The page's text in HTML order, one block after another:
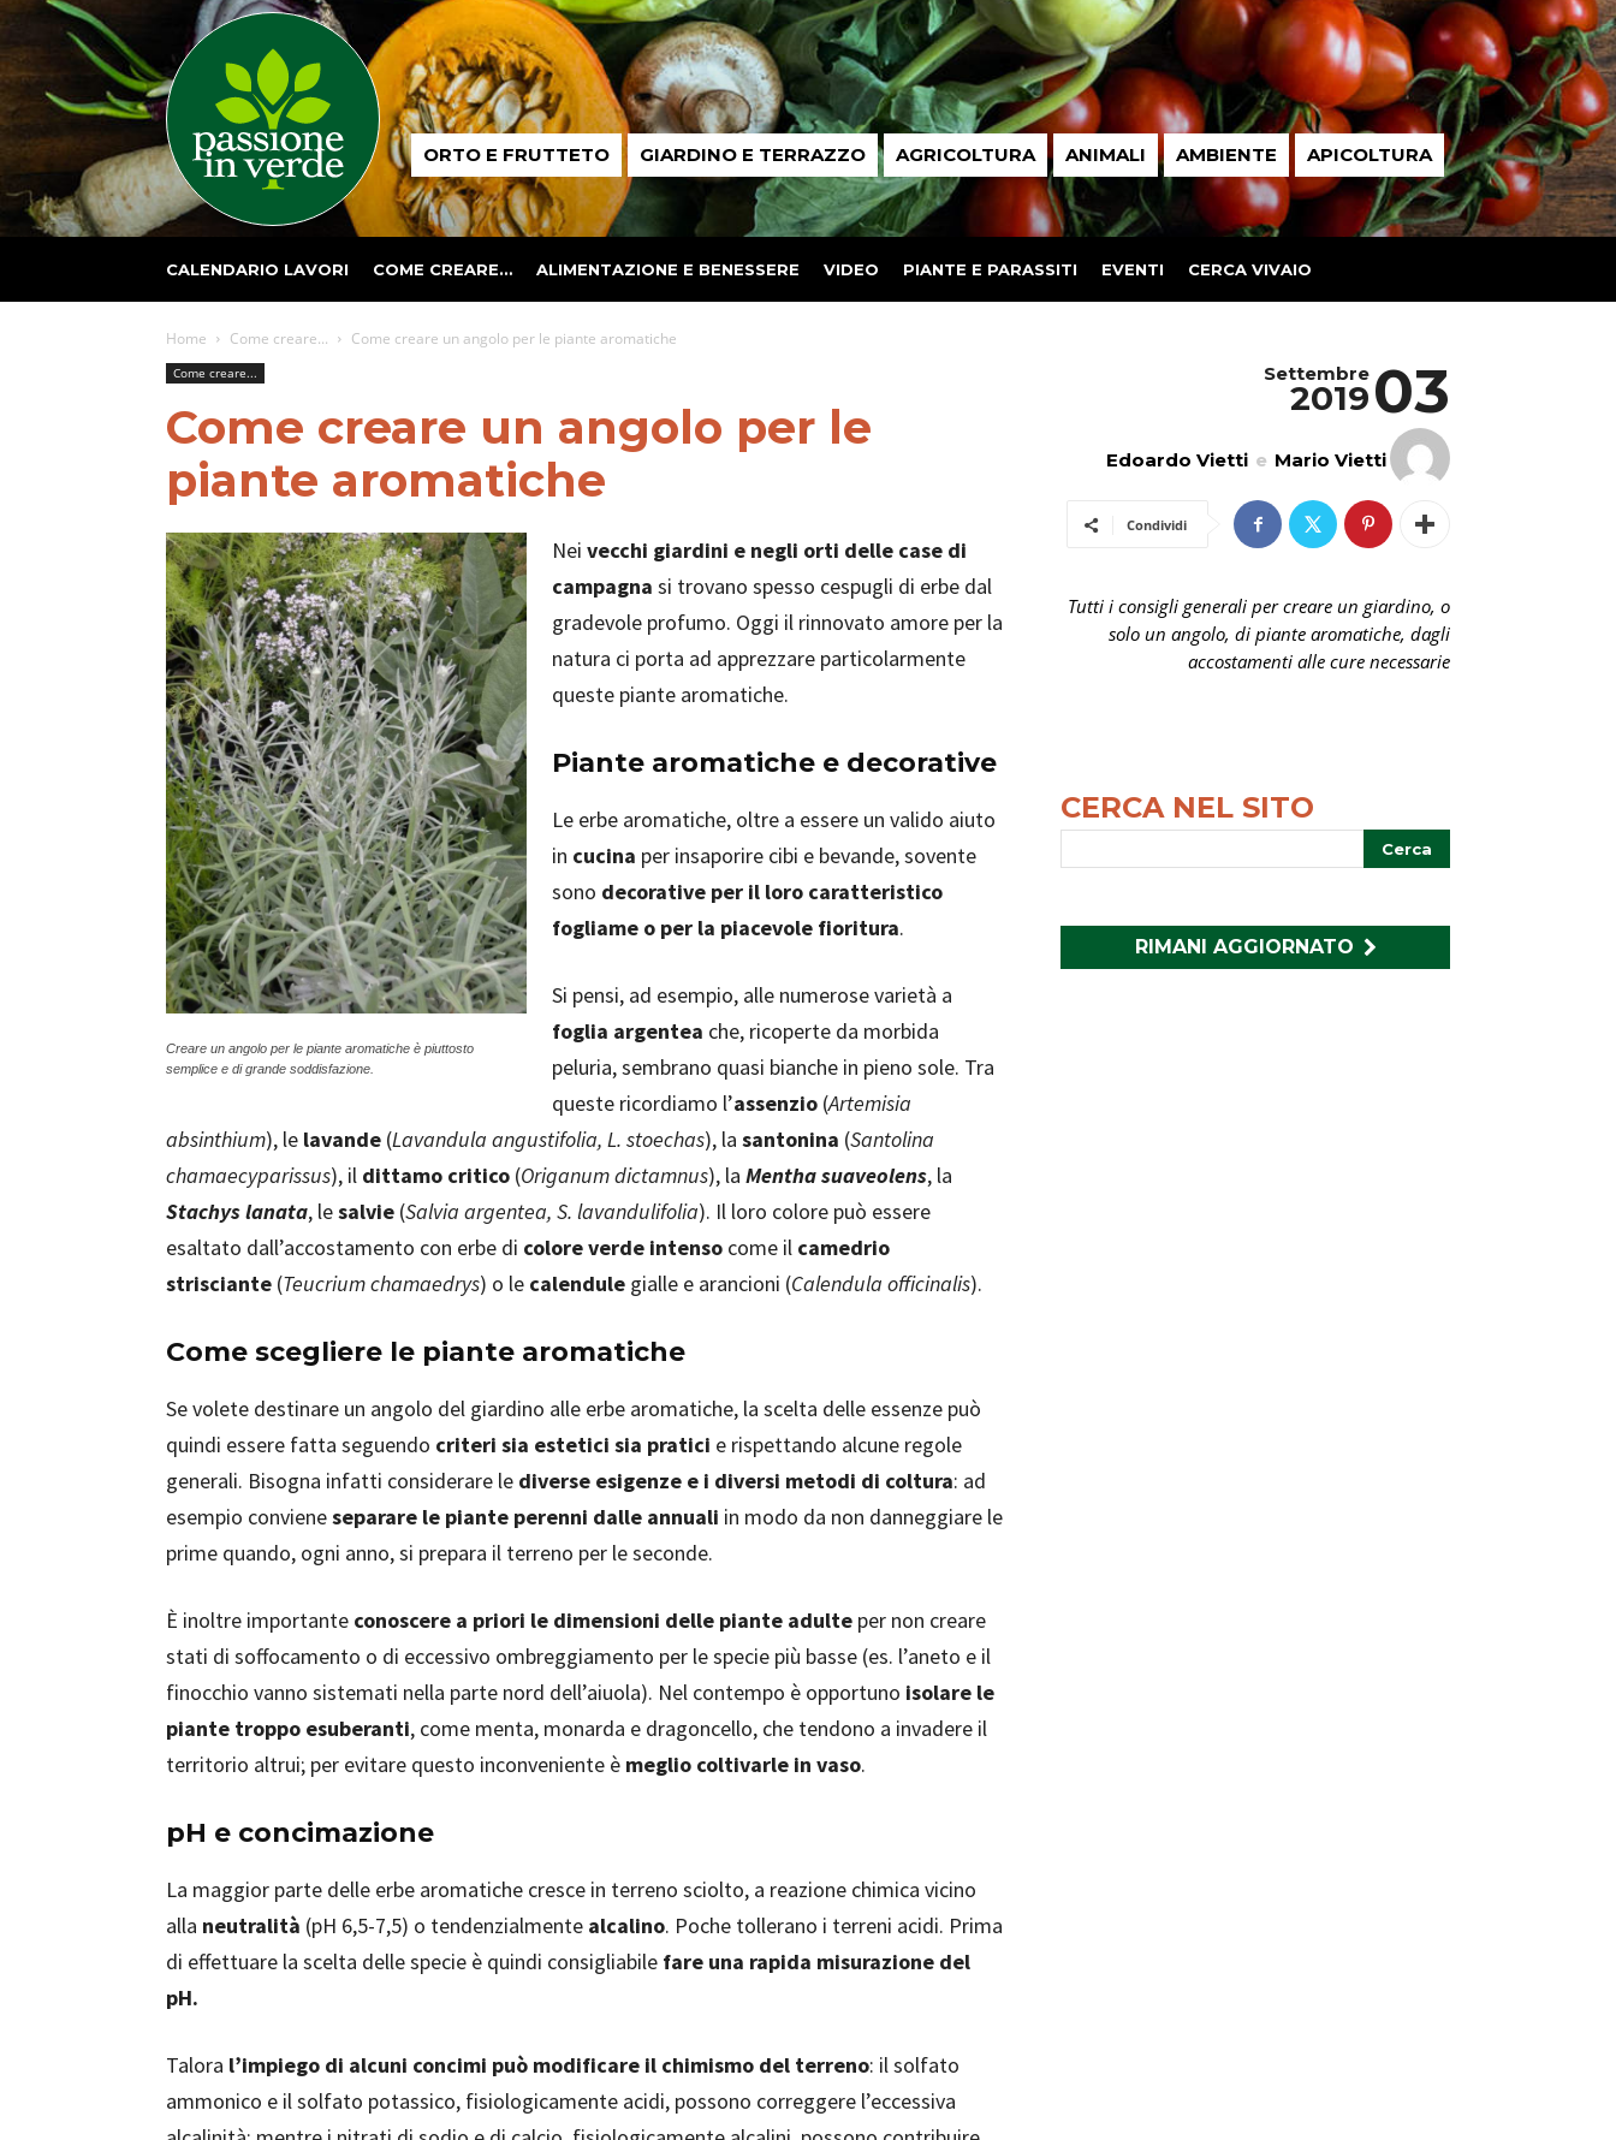
Passione
in ORTO E FRUTTETO GIARDINO E TERRAZZO AGRICOLTURA ANIMALI AMBIENTE APICOLTURA
CALENDARIO LAVORI COME CREARE… ALIMENTAZIONE E BENESSERE VIDEO PIANTE E PARASSITI EVENTI CERCA VIVAIO
Home Come creare... Come creare un angolo per le piante aromatiche
Come creare...
Come creare un angolo per le
piante aromatiche
Creare un angolo per le piante aromatiche è piuttosto
semplice e di grande soddisfazione.
Nei vecchi giardini e negli orti delle case di
campagna si trovano spesso cespugli di erbe dal
gradevole profumo. Oggi il rinnovato amore per la
natura ci porta ad apprezzare particolarmente
queste piante aromatiche.
Piante aromatiche e decorative
Le erbe aromatiche, oltre a essere un valido aiuto
in cucina per insaporire cibi e bevande, sovente
sono decorative per il loro caratteristico
fogliame o per la piacevole fioritura.
Si pensi, ad esempio, alle numerose varietà a
foglia argentea che, ricoperte da morbida
peluria, sembrano quasi bianche in pieno sole. Tra
queste ricordiamo l’assenzio (Artemisia
absinthium), le lavande (Lavandula angustifolia, L. stoechas), la santonina (Santolina
chamaecyparissus), il dittamo critico (Origanum dictamnus), la Mentha suaveolens, la
Stachys lanata, lesalvie (Salvia argentea, S. lavandulifolia). Il loro colore può essere
esaltato dall’accostamento con erbe di colore verde intenso come il camedrio
strisciante (Teucrium chamaedrys) o le calendule gialle e arancioni (Calendula officinalis).
Come scegliere le piante aromatiche
Se volete destinare un angolo del giardino alle erbe aromatiche, la scelta delle essenze può
quindi essere fatta seguendo criteri sia estetici sia pratici e rispettando alcune regole
generali. Bisogna infatti considerare le diverse esigenze e i diversi metodi di coltura: ad
esempio convieneseparare le piante perenni dalle annuali in modo da non danneggiare le
prime quando, ogni anno, si prepara il terreno per le seconde.
È inoltre importante conoscere a priori le dimensioni delle piante adulte per non creare
stati di soffocamento o di eccessivo ombreggiamento per le specie più basse (es. l’aneto e il
finocchio vanno sistemati nella parte nord dell’aiuola). Nel contempo è opportuno isolare le
piante troppo esuberanti, come menta, monarda e dragoncello, che tendono a invadere il
territorio altrui; per evitare questo inconveniente è meglio coltivarle in vaso.
pH e concimazione
La maggior parte delle erbe aromatiche cresce in terreno sciolto, a reazione chimica vicino
alla neutralità (pH 6,5-7,5) o tendenzialmente alcalino. Poche tollerano i terreni acidi. Prima
di effettuare la scelta delle specie è quindi consigliabile fare una rapida misurazione del
pH.
Talora l’impiego di alcuni concimi può modificare il chimismo del terreno: il solfato
ammonico e il solfato potassico, fisiologicamente acidi, possono correggere l’eccessiva
03
Settembre
2019
Edoardo Vietti e Mario Vietti
Condividi
Tutti i consigli generali per creare un giardino, o
solo un angolo, di piante aromatiche, dagli
accostamenti alle cure necessarie
CERCA NEL SITO
RIMANI AGGIORNATO